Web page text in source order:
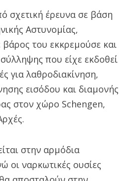
σχετική έρευνα σε βάση
Αστυνομίας,
βάρος του εκκρεμούσε και
που είχε εκδοθεί
για λαθροδιακίνηση,
εισόδου και διαμονής
στον χώρο Schengen,
στην αρμόδια
οι ναρκωτικές ουσίες